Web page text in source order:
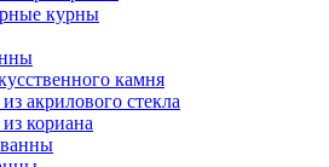
курны
камня
акрилового стекла
кориана